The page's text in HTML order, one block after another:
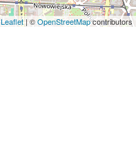
Leaflet| ©OpenStreetMapcontributors